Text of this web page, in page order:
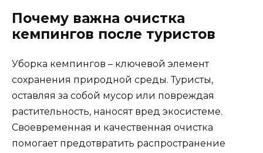
Почему важна очистка
кемпингов после туристов
Уборка кемпингов – ключевой элемент
сохранения природной среды. Туристы,
оставляя за собой мусор или повреждая
растительность, наносят вред экосистеме.
Своевременная и качественная очистка
помогает предотвратить распространение